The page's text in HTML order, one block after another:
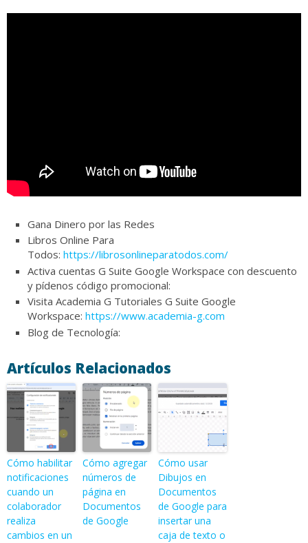
Gana Dinero por las Redes
Libros Online Para
Todos: https://librosonlineparatodos.com/
Activa cuentas G Suite Google Workspace con descuento
y pídenos código promocional:
Visita Academia G Tutoriales G Suite Google
Workspace: https://www.academia-g.com
Blog de Tecnología:
Artículos Relacionados
Cómo habilitar
notificaciones
cuando un
colaborador
realiza
cambios en un
Cómo agregar
números de
página en
Documentos
de Google
Cómo usar
Dibujos en
Documentos
de Google para
insertar una
caja de texto o